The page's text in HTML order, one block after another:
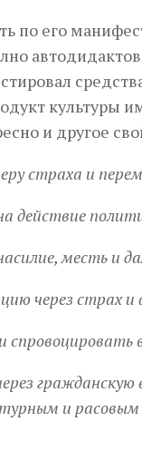
по его
культуры
и другое
страха и
действие
месть и
через страх
гражданскую
и